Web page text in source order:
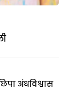
अंधविश्वास